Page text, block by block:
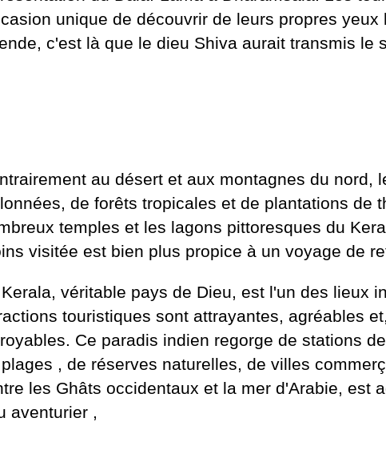
unique de découvrir de leurs propres
c'est là que le dieu Shiva aurait transmis le
au désert et aux montagnes du nord,
de forêts tropicales et de plantations de
temples et les lagons pittoresques du
visitée est bien plus propice à un voyage de
véritable pays de Dieu, est l'un des lieux
touristiques sont attrayantes, agréables
Ce paradis indien regorge de stations
plages , de réserves naturelles, de villes
les Ghâts occidentaux et la mer d'Arabie, est
aventurier ,